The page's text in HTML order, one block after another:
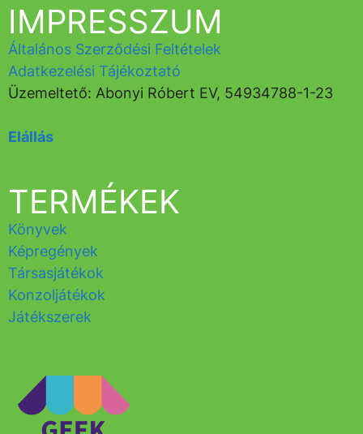
TERMÉKEK
Könyvek
Képregények
Társasjátékok
Konzoljátékok
Játékszerek
IMPRESSZUM
Általános Szerződési Feltételek
Adatkezelési Tájékoztató
Üzemeltető: Abonyi Róbert EV, 54934788-1-23
Elállás